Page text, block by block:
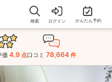
検索 ログイン かんたん予約
価 4.9 点口コミ 78,664 件